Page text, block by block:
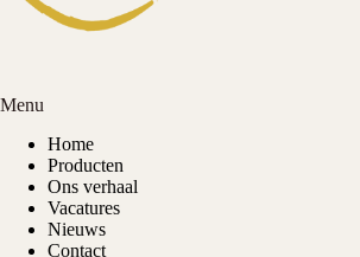
Menu
Home
Producten
Ons verhaal
Vacatures
Nieuws
Contact